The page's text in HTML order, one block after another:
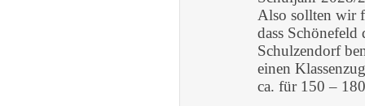
Also sollten wir
dass Schönefeld
Schulzendorf
einen
ca. für 150 –